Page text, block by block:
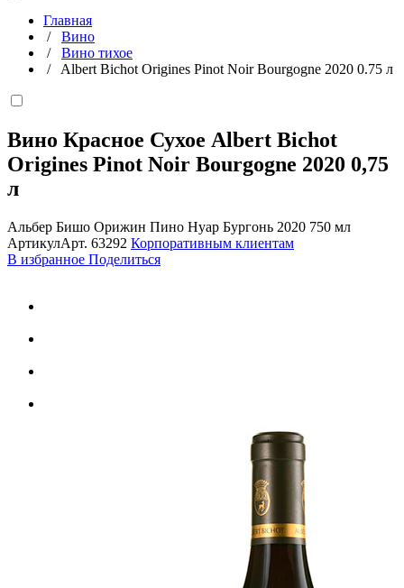
Главная
/ Вино
/ Вино тихое
/ Albert Bichot Origines Pinot Noir Bourgogne 2020 0.75 л
Вино Красное Сухое Albert Bichot
Origines Pinot Noir Bourgogne 2020 0,75
л
Альбер Бишо Орижин Пино Нуар Бургонь 2020 750 мл
АртикулАрт. 63292 Корпоративным клиентам
В избранное Поделиться